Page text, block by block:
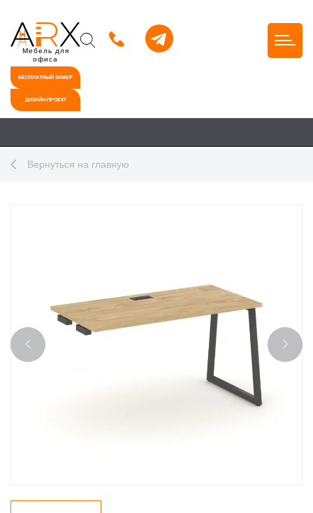
Мебель для
офиса
БЕСПЛАТНЫЙ ЗАМЕР
ДИЗАЙН-ПРОЕКТ
Вернуться на главную